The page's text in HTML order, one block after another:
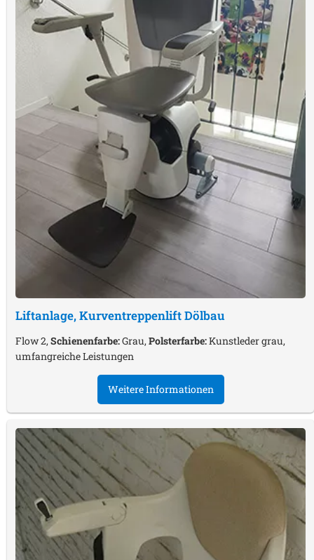
Liftanlage, KurventreppenliftDölbau
Flow 2,Schienenfarbe:Grau,Polsterfarbe:Kunstleder grau,
umfangreiche Leistungen
Weitere Informationen